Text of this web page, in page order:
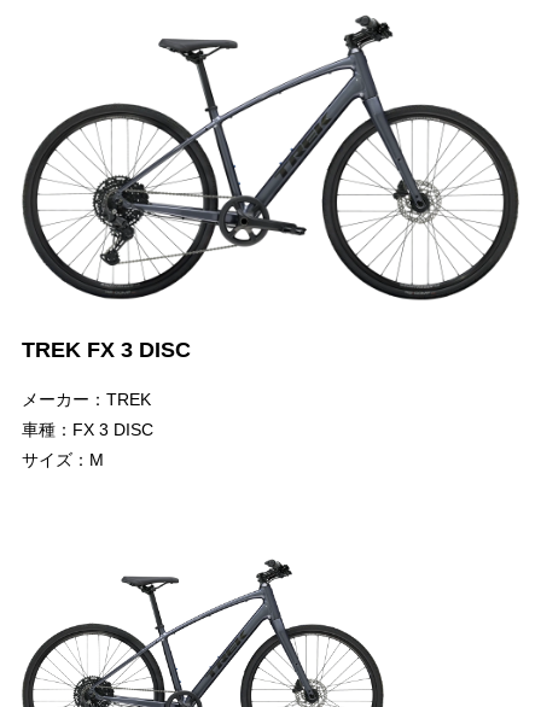
TREK FX 3 DISC
メーカー：TREK
車種：FX 3 DISC
サイズ：M